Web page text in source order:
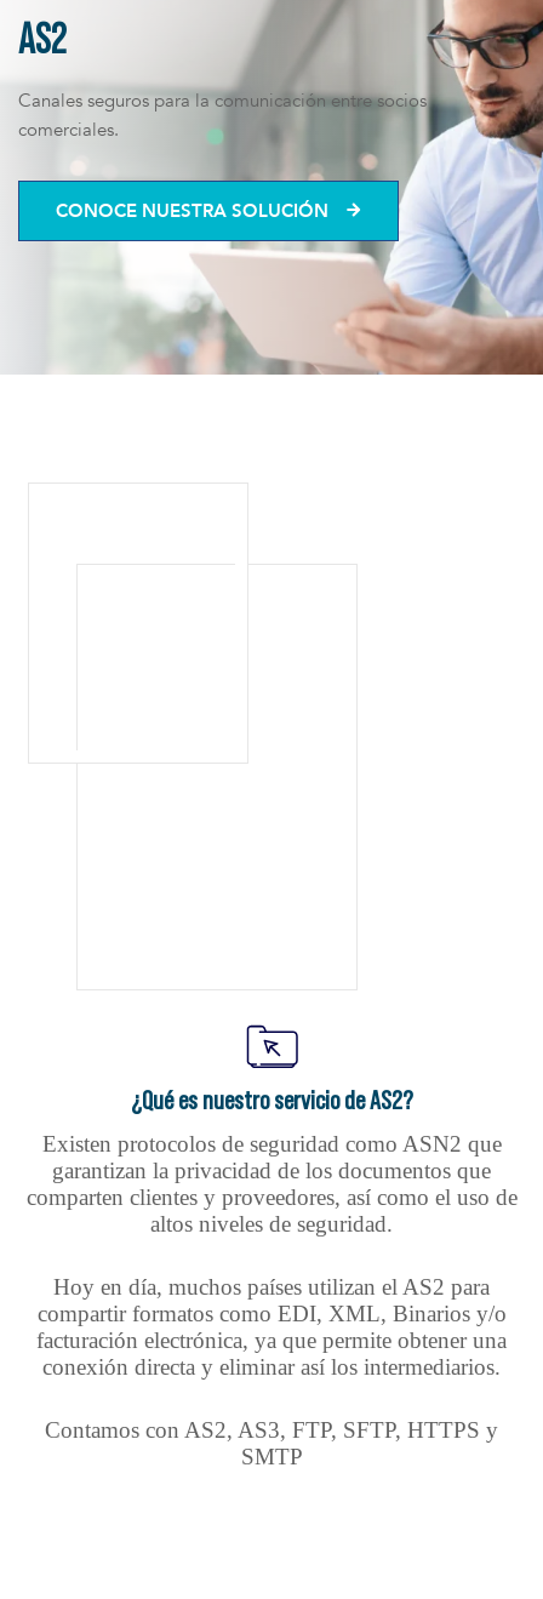
AS2
Canales seguros para la comunicación entre socios
comerciales.
CONOCE NUESTRA SOLUCIÓN
¿Qué es nuestro servicio de AS2?
Existen protocolos de seguridad como ASN2 que
garantizan la privacidad de los documentos que
comparten clientes y proveedores, así como el uso de
altos niveles de seguridad.
Hoy en día, muchos países utilizan el AS2 para
compartir formatos como EDI, XML, Binarios y/o
facturación electrónica, ya que permite obtener una
conexión directa y eliminar así los intermediarios.
Contamos con AS2, AS3, FTP, SFTP, HTTPS y
SMTP